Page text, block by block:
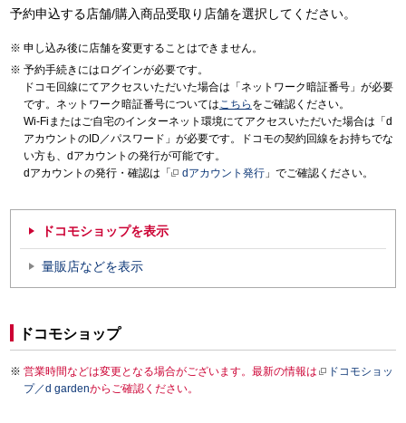
予約申込する店舗/購入商品受取り店舗を選択してください。
申し込み後に店舗を変更することはできません。
予約手続きにはログインが必要です。
ドコモ回線にてアクセスいただいた場合は「ネットワーク暗証番号」が必要
です。ネットワーク暗証番号についてはこちら をご確認ください。
Wi-Fiまたはご自宅のインターネット環境にてアクセスいただいた場合は「d
アカウントのID／パスワード」が必要です。ドコモの契約回線をお持ちでな
い方も、dアカウントの発行が可能です。
dアカウントの発行・確認は「
dアカウント発行 」でご確認ください。
ドコモショップを表示
量販店などを表示
ドコモショップ
営業時間などは変更となる場合がございます。最新の情報は
ドコモショッ
プ／d gardenからご確認ください。